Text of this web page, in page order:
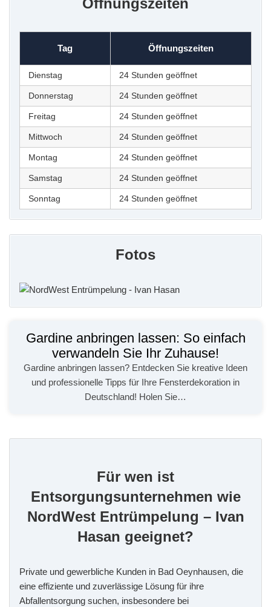
Tag Öffnungszeiten
Dienstag 24 Stunden geöffnet
Donnerstag 24 Stunden geöffnet
Freitag 24 Stunden geöffnet
Mittwoch 24 Stunden geöffnet
Montag 24 Stunden geöffnet
Samstag 24 Stunden geöffnet
Sonntag 24 Stunden geöffnet
Fotos
Gardine anbringen lassen: So einfach
verwandeln Sie Ihr Zuhause!
Gardine anbringen lassen? Entdecken Sie kreative Ideen
und professionelle Tipps für Ihre Fensterdekoration in
Deutschland! Holen Sie…
Für wen ist
Entsorgungsunternehmen wie
NordWest Entrümpelung – Ivan
Hasan geeignet?
Private und gewerbliche Kunden in Bad Oeynhausen, die
eine effiziente und zuverlässige Lösung für ihre
Abfallentsorgung suchen, insbesondere bei